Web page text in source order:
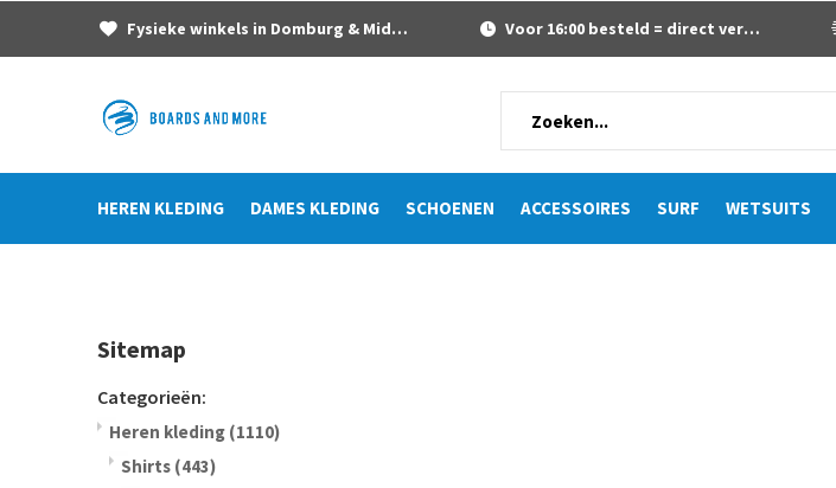
HEREN KLEDING DAMES KLEDING SCHOENEN ACCESSOIRES SURF WETSUITS
Fysieke winkels in Domburg & Middelburg Voor 16:00 besteld = direct verzonden
Sitemap
Categorieën:
Heren kleding (1110)
Shirts (443)